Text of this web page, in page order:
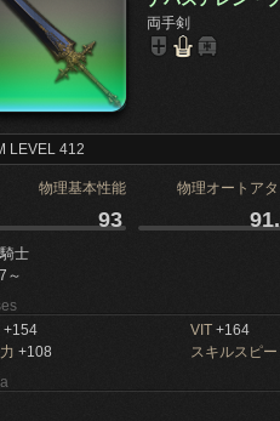
両手剣
LEVEL 412
物理基本性能 物理オートアタ
93
士
～
+154 VIT +164
+108 スキルスピー